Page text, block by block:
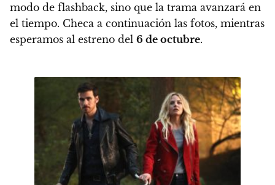
modo de flashback, sino que la trama avanzará en
el tiempo. Checa a continuación las fotos, mientras
esperamos al estreno del 6 de octubre.